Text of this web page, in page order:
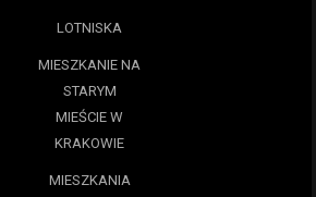
LOTNISKA
MIESZKANIE NA
STARYM
MIEŚCIE W
KRAKOWIE
MIESZKANIA